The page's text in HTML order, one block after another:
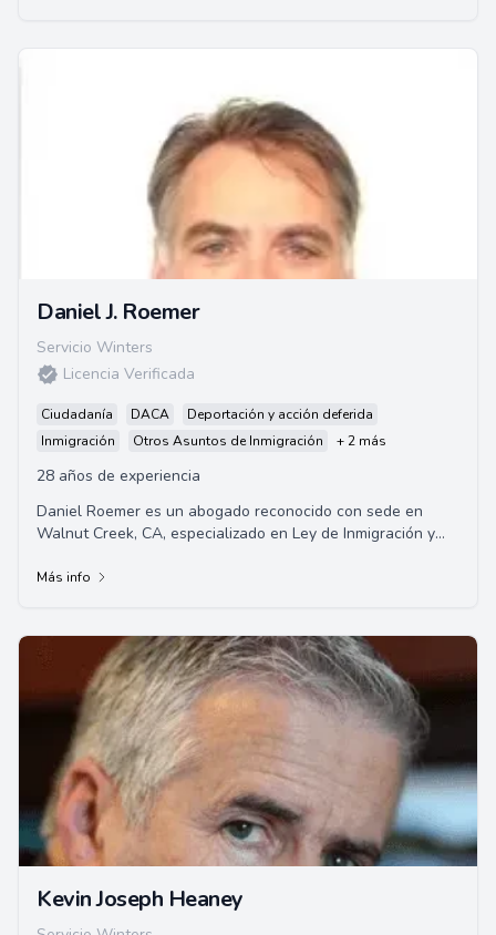
Daniel J. Roemer
Servicio Winters
Licencia Verificada
Ciudadanía DACA
Deportación y acción deferida
Inmigración
Otros Asuntos de Inmigración + 2 más
28 años de experiencia
Daniel Roemer es un abogado reconocido con sede en
Walnut Creek, CA, especializado en Ley de Inmigración y
Más info
Kevin Joseph Heaney